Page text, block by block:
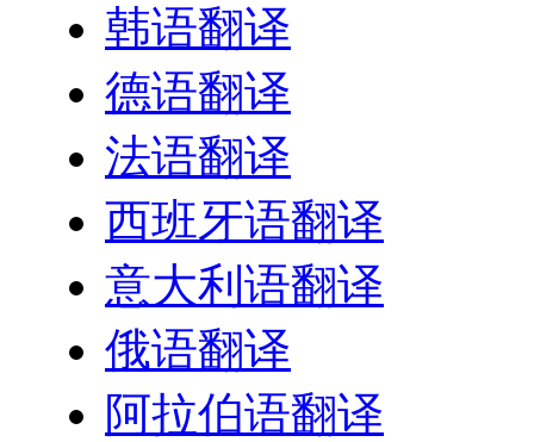
韩语翻译
德语翻译
法语翻译
西班牙语翻译
意大利语翻译
俄语翻译
阿拉伯语翻译